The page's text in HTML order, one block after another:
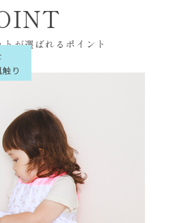
が選ばれるポイント
り